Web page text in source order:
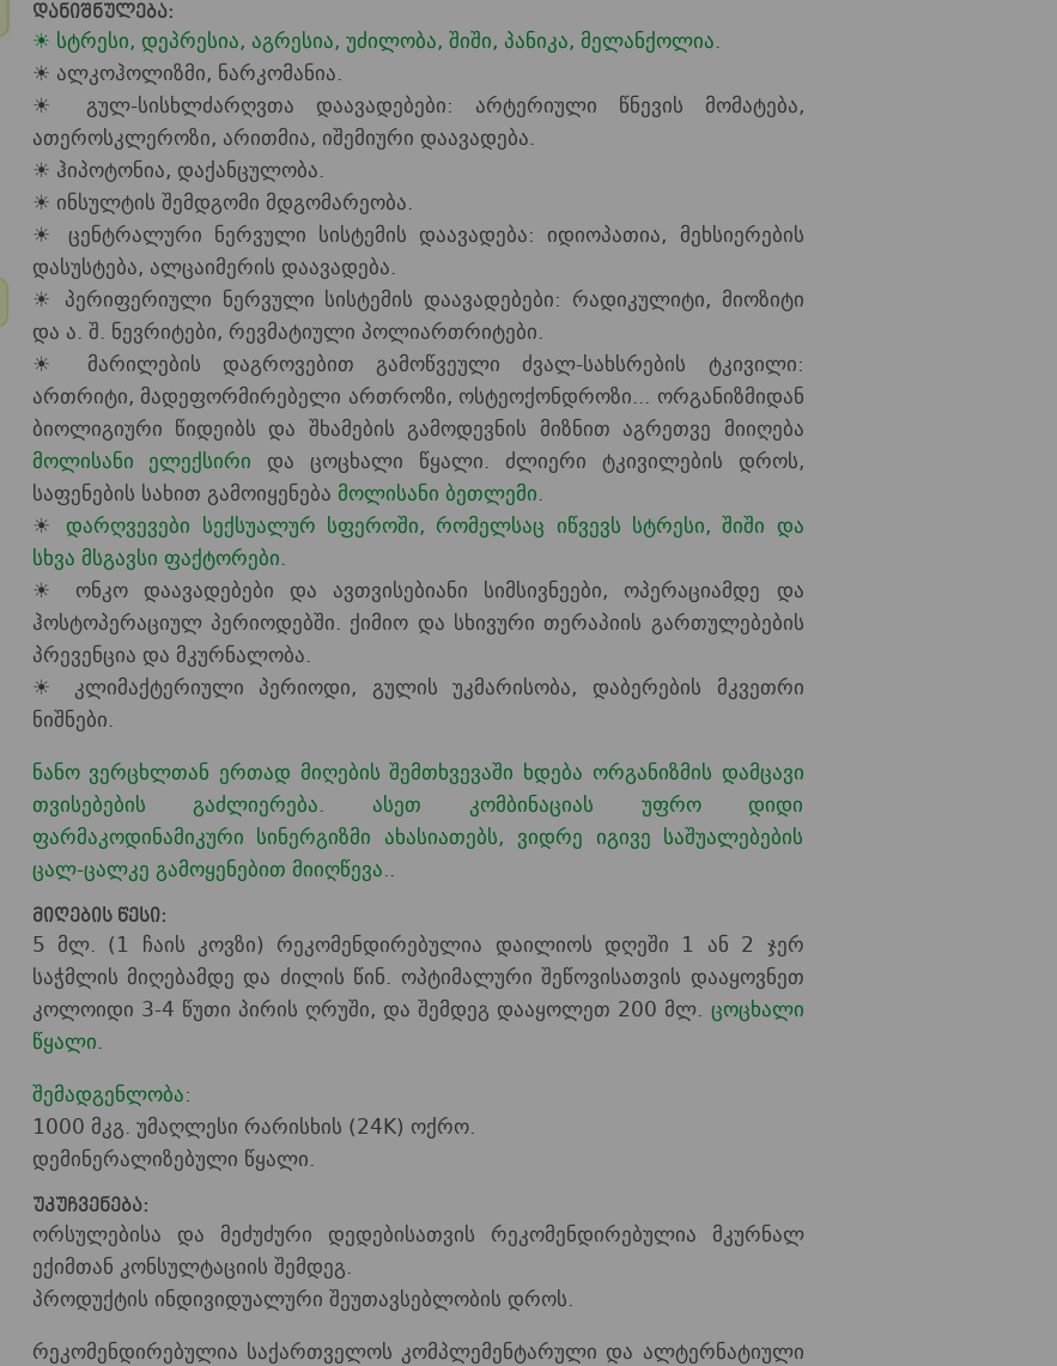
დანიშნულება:
☀ სტრესი, დეპრესია, აგრესია, უძილობა, შიში, პანიკა, მელანქოლია.
☀ ალკოჰოლიზმი, ნარკომანია.
☀ გულ-სისხლძარღვთა დაავადებები: არტერიული წნევის მომატება,
ათეროსკლეროზი, არითმია, იშემიური დაავადება.
☀ ჰიპოტონია, დაქანცულობა.
☀ ინსულტის შემდგომი მდგომარეობა.
☀ ცენტრალური ნერვული სისტემის დაავადება: იდიოპათია, მეხსიერების
დასუსტება, ალცაიმერის დაავადება.
☀ პერიფერიული ნერვული სისტემის დაავადებები: რადიკულიტი, მიოზიტი
და ა. შ. ნევრიტები, რევმატიული პოლიართრიტები.
☀ მარილების დაგროვებით გამოწვეული ძვალ-სახსრების ტკივილი:
ართრიტი, მადეფორმირებელი ართროზი, ოსტეოქონდროზი... ორგანიზმიდან
ბიოლიგიური წიდეიბს და შხამების გამოდევნის მიზნით აგრეთვე მიიღება
მოლისანი ელექსირი და ცოცხალი წყალი. ძლიერი ტკივილების დროს,
საფენების სახით გამოიყენება მოლისანი ბეთლემი.
☀ დარღვევები სექსუალურ სფეროში, რომელსაც იწვევს სტრესი, შიში და
სხვა მსგავსი ფაქტორები.
☀ ონკო დაავადებები და ავთვისებიანი სიმსივნეები, ოპერაციამდე და
ჰოსტოპერაციულ პერიოდებში. ქიმიო და სხივური თერაპიის გართულებების
პრევენცია და მკურნალობა.
☀ კლიმაქტერიული პერიოდი, გულის უკმარისობა, დაბერების მკვეთრი
ნიშნები.
ნანო ვერცხლთან ერთად მიღების შემთხვევაში ხდება ორგანიზმის დამცავი
თვისებების გაძლიერება. ასეთ კომბინაციას უფრო დიდი
ფარმაკოდინამიკური სინერგიზმი ახასიათებს, ვიდრე იგივე საშუალებების
ცალ-ცალკე გამოყენებით მიიღწევა..
მიღების წესი:
5 მლ. (1 ჩაის კოვზი) რეკომენდირებულია დაილიოს დღეში 1 ან 2 ჯერ
საჭმლის მიღებამდე და ძილის წინ. ოპტიმალური შეწოვისათვის დააყოვნეთ
კოლოიდი 3-4 წუთი პირის ღრუში, და შემდეგ დააყოლეთ 200 მლ. ცოცხალი
წყალი.
შემადგენლობა:
1000 მკგ. უმაღლესი რარისხის (24K) ოქრო.
დემინერალიზებული წყალი.
უკუჩვენება:
ორსულებისა და მეძუძური დედებისათვის რეკომენდირებულია მკურნალ
ექიმთან კონსულტაციის შემდეგ.
პროდუქტის ინდივიდუალური შეუთავსებლობის დროს.
რეკომენდირებულია საქართველოს კომპლემენტარული და ალტერნატიული